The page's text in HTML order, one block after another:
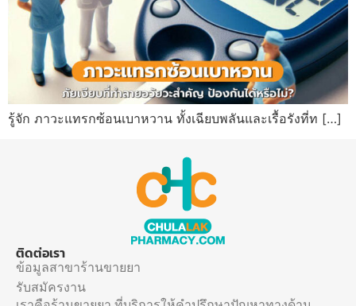
รู้จัก ภาวะแทรกซ้อนเบาหวาน ทั้งเฉียบพลันและเรื้อรังที่ท […]
ติดต่อเรา
ข้อมูลสาขาร้านขายยา
รับสมัครงาน